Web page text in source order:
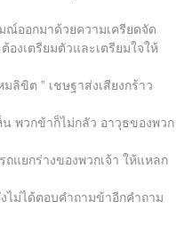
ณ์ออกมาด้วยความเครียดจัด
องเตรียมตัวและเตรียมใจให้
ลิขิต ” เชษฐาส่งเสียงกร้าว
น พวกข้าก็ไม่กลัว อาวุธของพวก
แยกร่างของพวกเจ้า ให้แหลก
ไม่ได้ตอบคำถามข้าอีกคำถาม